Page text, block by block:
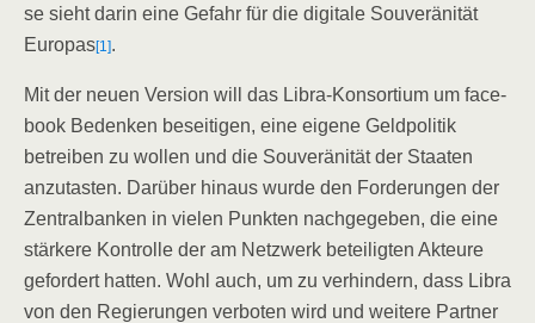
se sieht dar­in eine Gefahr für die digi­ta­le Sou­ve­rä­ni­tät
Euro­pas[1].
Mit der neu­en Ver­si­on will das Libra-Kon­sor­ti­um um face­
book Beden­ken besei­ti­gen, eine eige­ne Geld­po­li­tik
betrei­ben zu wol­len und die Sou­ve­rä­ni­tät der Staa­ten
anzu­tas­ten. Dar­über hin­aus wur­de den For­de­run­gen der
Zen­tral­ban­ken in vie­len Punk­ten nach­ge­ge­ben, die eine
stär­ke­re Kon­trol­le der am Netz­werk betei­lig­ten Akteu­re
gefor­dert hat­ten. Wohl auch, um zu ver­hin­dern, dass Libra
von den Regie­run­gen ver­bo­ten wird und wei­te­re Part­ner